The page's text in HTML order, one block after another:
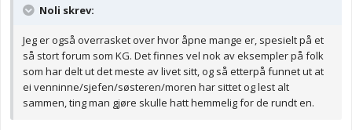
Noli skrev:
Jeg er også overrasket over hvor åpne mange er, spesielt på et
så stort forum som KG. Det finnes vel nok av eksempler på folk
som har delt ut det meste av livet sitt, og så etterpå funnet ut at
ei venninne/sjefen/søsteren/moren har sittet og lest alt
sammen, ting man gjøre skulle hatt hemmelig for de rundt en.